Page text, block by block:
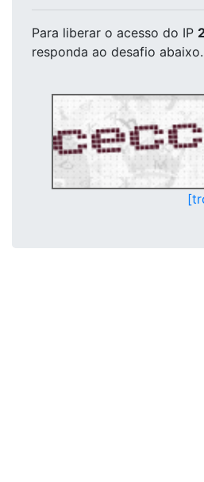
Para liberar o acesso do IP
responda ao desafio abaixo.